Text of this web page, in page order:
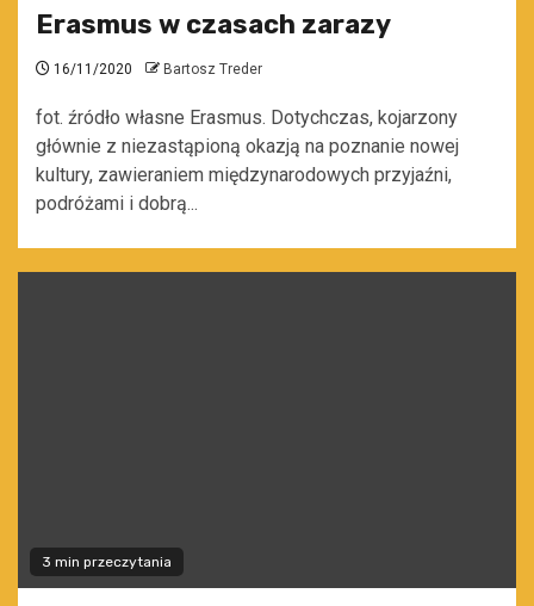
Erasmus w czasach zarazy
16/11/2020 Bartosz Treder
fot. źródło własne Erasmus. Dotychczas, kojarzony
głównie z niezastąpioną okazją na poznanie nowej
kultury, zawieraniem międzynarodowych przyjaźni,
podróżami i dobrą...
3 min przeczytania